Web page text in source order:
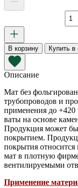
Мат
В корзину Купить в
Описание
Мат без
трубопроводов и
применения до +420
ваты на основе
Продукция может
покрытием.
покрытия
мат в плотную
вентилируемыми
Применение